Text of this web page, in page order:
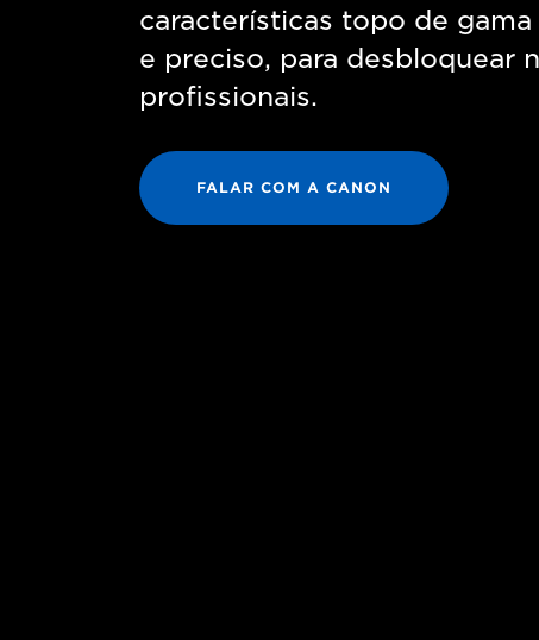
características topo de
e preciso, para desbloquear
profissionais.
FALAR COM A CANON